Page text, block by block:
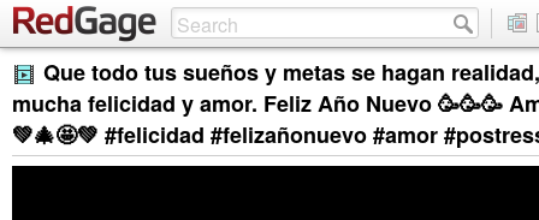
Que todo tus sueños y metas se hagan
mucha felicidad y amor. Feliz Año Nuevo 🥳🥳🥳
💚🎄🤩💚 #felicidad #felizañonuevo #amor